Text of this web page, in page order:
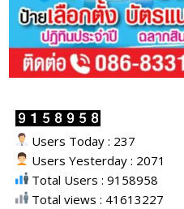
Users Today : 237
Users Yesterday : 2071
Total Users : 9158958
Total views : 41613227